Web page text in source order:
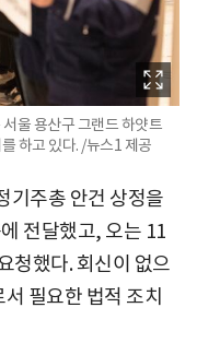
울 용산구 그랜드 하얏트
하고 있다. /뉴스1 제공
기주총 안건 상정을
전달했고, 오는 11
청했다. 회신이 없으
필요한 법적 조치